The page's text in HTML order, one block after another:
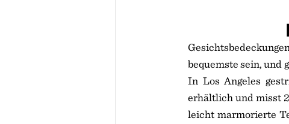
bequemste sein, und
In Los Angeles
erhältlich und misst
leicht marmorierte